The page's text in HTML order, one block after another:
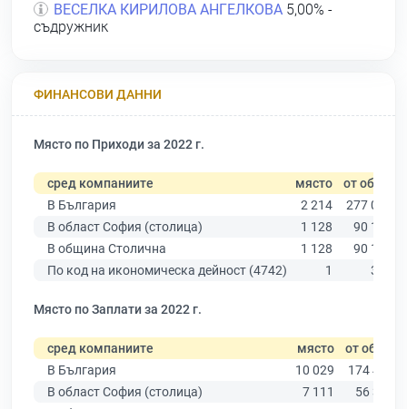
ВЕСЕЛКА КИРИЛОВА АНГЕЛКОВА 5,00% -
съдружник
ФИНАНСОВИ ДАННИ
Място по Приходи за 2022 г.
сред компаниите място от общо
В България
2 214
277 019
В област София (столица)
1 128
90 178
В община Столична
1 128
90 178
По код на икономическа дейност (4742)
1 344
Място по Заплати за 2022 г.
сред компаниите място от общо
В България
10 029
174 403
В област София (столица)
7 111
56 378